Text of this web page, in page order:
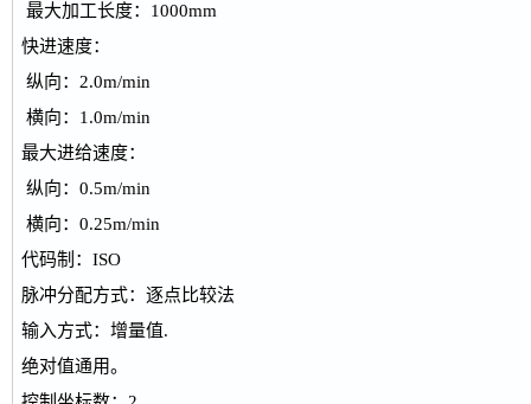
最大加工长度：1000mm
快进速度：
纵向：2.0m/min
横向：1.0m/min
最大进给速度：
纵向：0.5m/min
横向：0.25m/min
代码制：ISO
脉冲分配方式：逐点比较法
输入方式：增量值.
绝对值通用。